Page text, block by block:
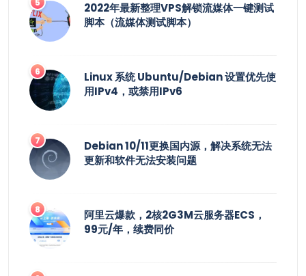
2022年最新整理VPS解锁流媒体一键测试
脚本（流媒体测试脚本）
Linux 系统 Ubuntu/Debian 设置优先使
用IPv4，或禁用IPv6
Debian 10/11更换国内源，解决系统无法
更新和软件无法安装问题
阿里云爆款，2核2G3M云服务器ECS，
99元/年，续费同价